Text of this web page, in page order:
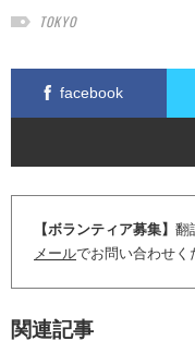
TOKYO
facebook
【ボランティア募集】 翻
メールでお問い合わせく
関連記事